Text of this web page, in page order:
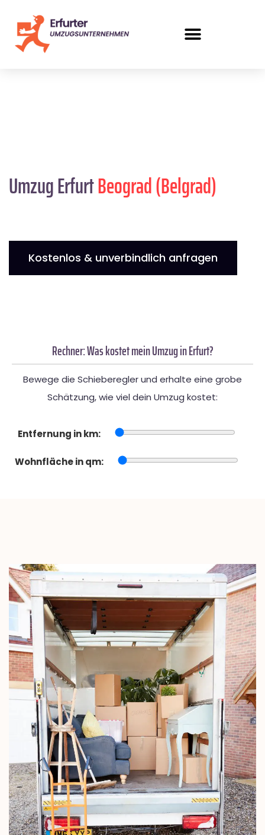
Umzug ErfurtBeograd (Belgrad)
Kostenlos & unverbindlich anfragen
Rechner: Was kostet mein Umzug in Erfurt?
Bewege die Schieberegler und erhalte eine grobe
Schätzung, wie viel dein Umzug kostet:
Entfernung in km:
Wohnfläche in qm: